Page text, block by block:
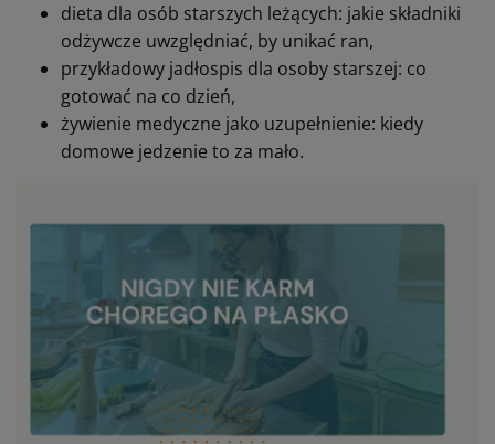
dieta dla osób starszych leżących: jakie składniki
odżywcze uwzględniać, by unikać ran,
przykładowy jadłospis dla osoby starszej: co
gotować na co dzień,
żywienie medyczne jako uzupełnienie: kiedy
domowe jedzenie to za mało.